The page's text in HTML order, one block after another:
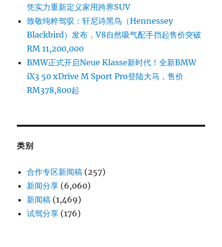
凭实力重新定义家用跨界SUV
致敬纯粹驾驭：轩尼诗黑鸟（Hennessey
Blackbird）发布，V8自然吸气配手挡起售价突破
RM 11,200,000
BMW正式开启Neue Klasse新时代！全新BMW
iX3 50 xDrive M Sport Pro登陆大马，售价
RM378,800起
类别
合作专区新闻稿 (257)
新闻分享 (6,060)
新闻稿 (1,469)
试驾分享 (176)